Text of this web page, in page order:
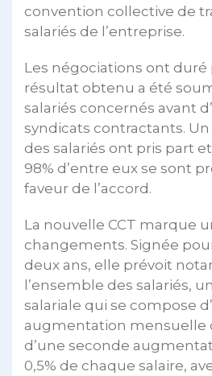
convention collective de
salariés de l’entreprise.
Les négociations ont duré
résultat obtenu a été
salariés concernés avant
syndicats contractants.
des salariés ont pris part
98% d’entre eux se sont
faveur de l’accord.
La nouvelle CCT marque
changements. Signée
deux ans, elle prévoit
l’ensemble des salariés,
salariale qui se compose
augmentation mensuelle
d’une seconde
0,5% de chaque salaire,